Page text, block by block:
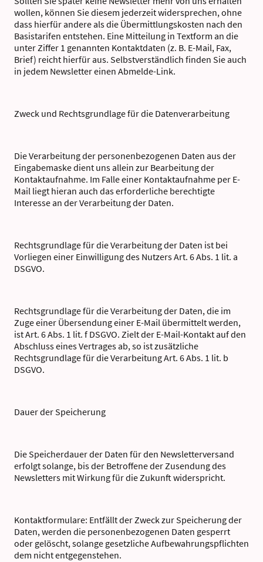
wollen, können Sie diesem jederzeit widersprechen, ohne
dass hierfür andere als die Übermittlungskosten nach den
Basistarifen entstehen. Eine Mitteilung in Textform an die
unter Ziffer 1 genannten Kontaktdaten (z. B. E-Mail, Fax,
Brief) reicht hierfür aus. Selbstverständlich finden Sie auch
in jedem Newsletter einen Abmelde-Link.
Zweck und Rechtsgrundlage für die Datenverarbeitung
Die Verarbeitung der personenbezogenen Daten aus der
Eingabemaske dient uns allein zur Bearbeitung der
Kontaktaufnahme. Im Falle einer Kontaktaufnahme per E-
Mail liegt hieran auch das erforderliche berechtigte
Interesse an der Verarbeitung der Daten.
Rechtsgrundlage für die Verarbeitung der Daten ist bei
Vorliegen einer Einwilligung des Nutzers Art. 6 Abs. 1 lit. a
DSGVO.
Rechtsgrundlage für die Verarbeitung der Daten, die im
Zuge einer Übersendung einer E-Mail übermittelt werden,
ist Art. 6 Abs. 1 lit. f DSGVO. Zielt der E-Mail-Kontakt auf den
Abschluss eines Vertrages ab, so ist zusätzliche
Rechtsgrundlage für die Verarbeitung Art. 6 Abs. 1 lit. b
DSGVO.
Dauer der Speicherung
Die Speicherdauer der Daten für den Newsletterversand
erfolgt solange, bis der Betroffene der Zusendung des
Newsletters mit Wirkung für die Zukunft widerspricht.
Kontaktformulare: Entfällt der Zweck zur Speicherung der
Daten, werden die personenbezogenen Daten gesperrt
oder gelöscht, solange gesetzliche Aufbewahrungspflichten
dem nicht entgegenstehen.